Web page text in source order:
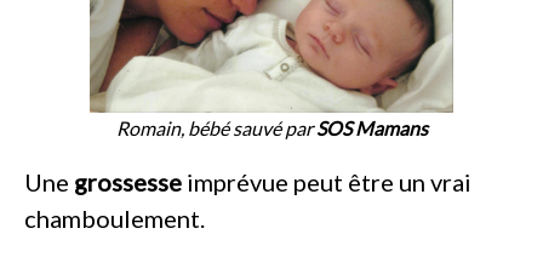
Romain, bébé sauvé parSOS Mamans
Une grossesse imprévue peut être un vrai
chamboulement.